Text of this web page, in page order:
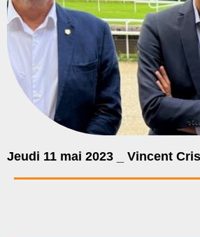
Jeudi 11 mai 2023 _ Vincent